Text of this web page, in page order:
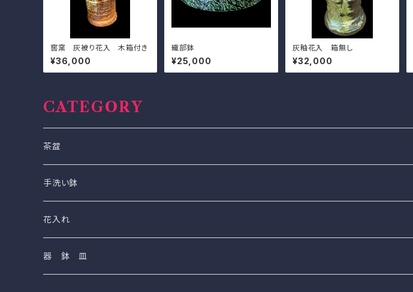
窖窯 灰被り花入 木箱付き
¥36,000
織部鉢
¥25,000
灰釉花入 箱無し
¥32,000
CATEGORY
茶盌
手洗い鉢
（S）(小）２４cm〜２７cm
（M)（中）３１cm〜３３cm
花入れ
器 鉢 皿